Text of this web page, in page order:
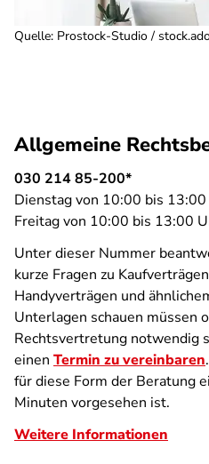
Quelle: Prostock-Studio /
Allgemeine
030 214 85-200*
Dienstag von 10:00 bis
Freitag von 10:00 bis 13:00
Unter dieser Nummer
kurze Fragen zu
Handyverträgen und
Unterlagen schauen müssen
Rechtsvertretung notwendig
einen Termin zu vereinbaren
für diese Form der Beratung
Minuten vorgesehen ist.
Weitere Informationen